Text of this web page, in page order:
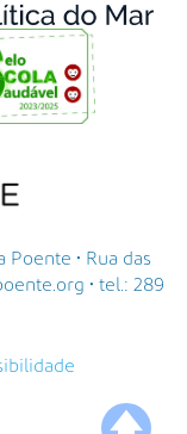
• Rua das
• tel.: 289